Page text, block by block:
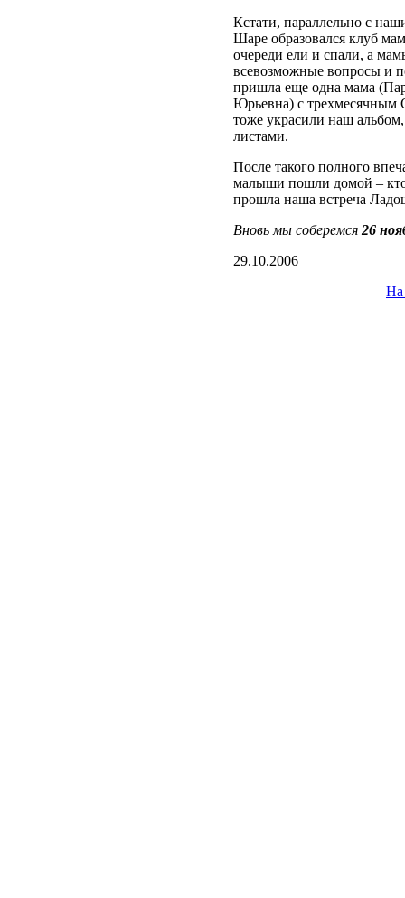
Кстати, параллельно с
Шаре образовался клуб
очереди ели и спали, а
всевозможные вопросы и
пришла еще одна мама
Юрьевна) с трехмесячным
тоже украсили наш
листами.
После такого полного
малыши пошли домой – кто
прошла наша встреча
Вновь мы соберемся 26
29.10.2006
На